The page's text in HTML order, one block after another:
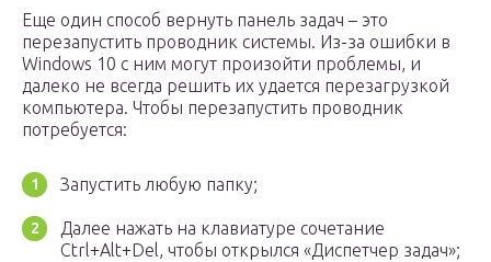
Еще один способ вернуть панель задач – это
перезапустить проводник системы. Из-за ошибки в
Windows 10 с ним могут произойти проблемы, и
далеко не всегда решить их удается перезагрузкой
компьютера. Чтобы перезапустить проводник
потребуется:
Запустить любую папку;
Далее нажать на клавиатуре сочетание
Ctrl+Alt+Del, чтобы открылся «Диспетчер задач»;